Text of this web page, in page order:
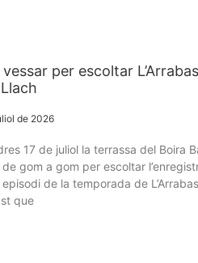
vessar per escoltar
de 2026
17 de juliol la terrassa del Boira
gom a gom per escoltar
de la temporada de
que